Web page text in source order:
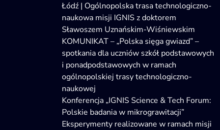
Łódź | Ogólnopolska trasa technologiczno-
naukowa misji IGNIS z doktorem
Sławoszem Uznańskim-Wiśniewskim
KOMUNIKAT – „Polska sięga gwiazd” –
spotkania dla uczniów szkół podstawowych
i ponadpodstawowych w ramach
ogólnopolskiej trasy technologiczno-
naukowej
Konferencja „IGNIS Science & Tech Forum:
Polskie badania w mikrograwitacji”
Eksperymenty realizowane w ramach misji